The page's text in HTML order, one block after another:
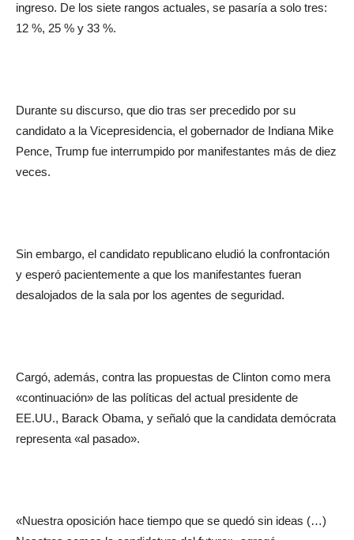
ingreso. De los siete rangos actuales, se pasaría a solo tres:
12 %, 25 % y 33 %.
Durante su discurso, que dio tras ser precedido por su
candidato a la Vicepresidencia, el gobernador de Indiana Mike
Pence, Trump fue interrumpido por manifestantes más de diez
veces.
Sin embargo, el candidato republicano eludió la confrontación
y esperó pacientemente a que los manifestantes fueran
desalojados de la sala por los agentes de seguridad.
Cargó, además, contra las propuestas de Clinton como mera
«continuación» de las políticas del actual presidente de
EE.UU., Barack Obama, y señaló que la candidata demócrata
representa «al pasado».
«Nuestra oposición hace tiempo que se quedó sin ideas (…)